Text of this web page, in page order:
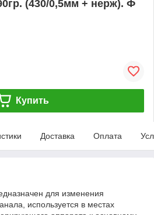
(430/0,5мм + нерж). Ф
Купить
Доставка Оплата
для изменения
используется в местах